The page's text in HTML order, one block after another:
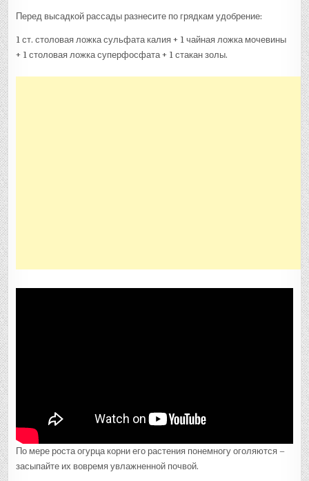
Перед высадкой рассады разнесите по грядкам удобрение:
1 ст. столовая ложка сульфата калия + 1 чайная ложка мочевины
+ 1 столовая ложка суперфосфата + 1 стакан золы.
По мере роста огурца корни его растения понемногу оголяются –
засыпайте их вовремя увлажненной почвой.